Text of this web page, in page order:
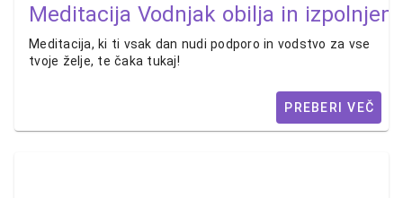
Meditacija Vodnjak obilja in
Meditacija, ki ti vsak dan nudi podporo in vodstvo za vse
tvoje želje, te čaka tukaj!
PREBERI VEČ